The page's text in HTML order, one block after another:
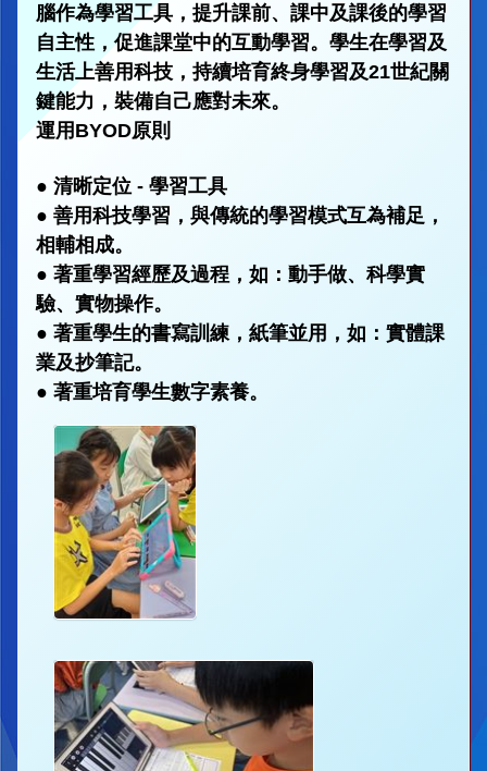
腦作為學習工具，提升課前、課中及課後的學習
自主性，促進課堂中的互動學習。學生在學習及
生活上善用科技，持續培育終身學習及21世紀關
鍵能力，裝備自己應對未來。
運用BYOD原則
● 清晰定位 - 學習工具
● 善用科技學習，與傳統的學習模式互為補足，
相輔相成。
● 著重學習經歷及過程，如：動手做、科學實
驗、實物操作。
● 著重學生的書寫訓練，紙筆並用，如：實體課
業及抄筆記。
● 著重培育學生數字素養。